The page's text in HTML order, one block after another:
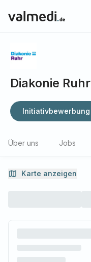
Diakonie Ruhr
Initiativbewerbung
Über uns Jobs
Karte anzeigen